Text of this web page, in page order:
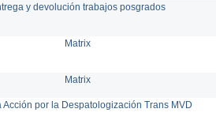
y devolución trabajos posgrados
Matrix
Matrix
Acción por la Despatologización Trans MVD